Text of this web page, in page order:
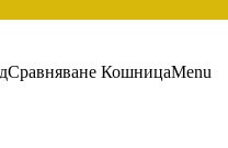
Сравняване КошницаMenu